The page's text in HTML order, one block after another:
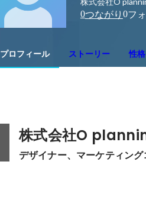
0つながり 0フ
プロフィール ストーリー 性格
株式会社O
デザイナー、マーケティン